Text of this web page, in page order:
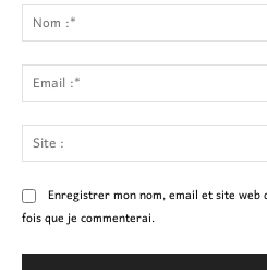
:
Enregistrer mon nom, email et site
fois que je commenterai.